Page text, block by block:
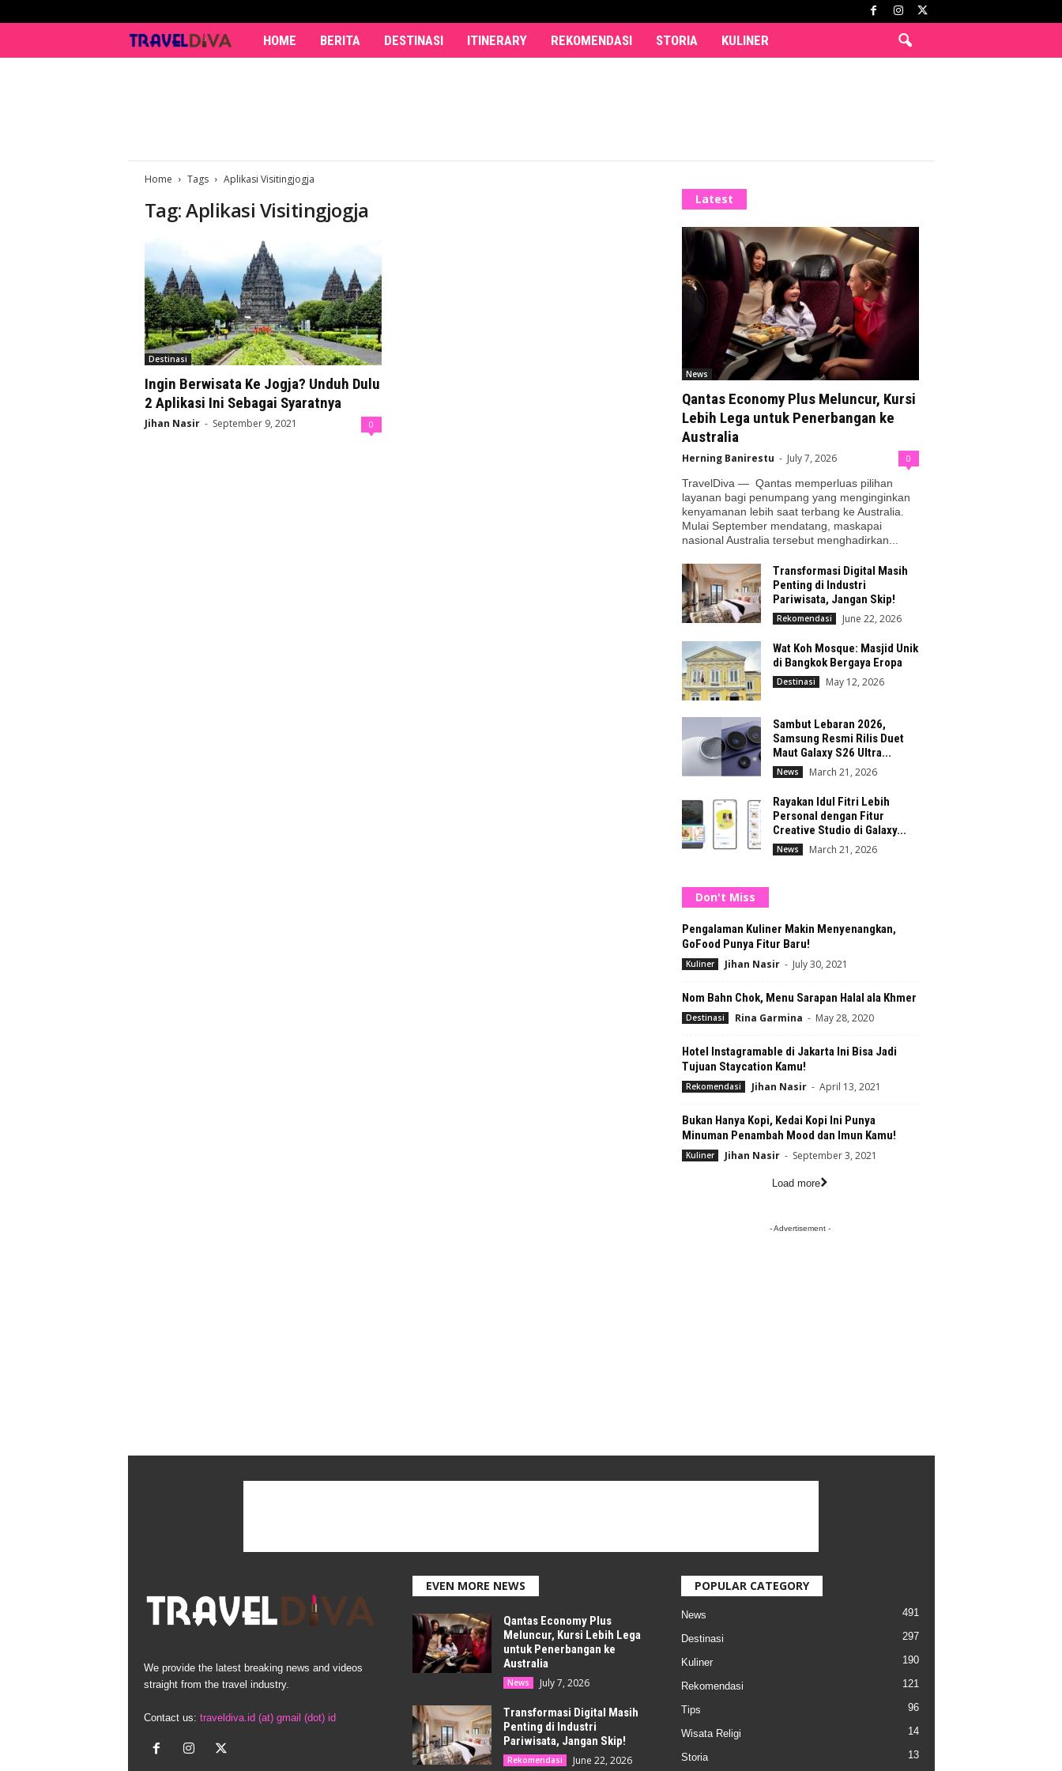
e
i
v
a
HOME BERITA DESTINASI ITINERARY REKOMENDASI STORIA KULINER
Home Tags Aplikasi Visitingjogja
Tag: Aplikasi Visitingjogja
Destinasi
Ingin Berwisata Ke Jogja? Unduh Dulu
2 Aplikasi Ini Sebagai Syaratnya
Jihan Nasir - September 9, 2021 0
Latest
News
Qantas Economy Plus Meluncur, Kursi
Lebih Lega untuk Penerbangan ke
Australia
Herning Banirestu - July 7, 2026 0
TravelDiva — Qantas memperluas pilihan
layanan bagi penumpang yang menginginkan
kenyamanan lebih saat terbang ke Australia.
Mulai September mendatang, maskapai
nasional Australia tersebut menghadirkan...
Transformasi Digital Masih
Penting di Industri
Pariwisata, Jangan Skip!
Rekomendasi June 22, 2026
Wat Koh Mosque: Masjid Unik
di Bangkok Bergaya Eropa
Destinasi May 12, 2026
Sambut Lebaran 2026,
Samsung Resmi Rilis Duet
Maut Galaxy S26 Ultra...
News March 21, 2026
Rayakan Idul Fitri Lebih
Personal dengan Fitur
Creative Studio di Galaxy...
News March 21, 2026
Don't Miss
Pengalaman Kuliner Makin Menyenangkan,
GoFood Punya Fitur Baru!
Kuliner Jihan Nasir - July 30, 2021
Nom Bahn Chok, Menu Sarapan Halal ala Khmer
Destinasi Rina Garmina - May 28, 2020
Hotel Instagramable di Jakarta Ini Bisa Jadi
Tujuan Staycation Kamu!
Rekomendasi Jihan Nasir - April 13, 2021
Bukan Hanya Kopi, Kedai Kopi Ini Punya
Minuman Penambah Mood dan Imun Kamu!
Kuliner Jihan Nasir - September 3, 2021
Load more
- Advertisement -
We provide the latest breaking news and videos
straight from the travel industry.
Contact us: traveldiva.id (at) gmail (dot) id
EVEN MORE NEWS
Qantas Economy Plus
Meluncur, Kursi Lebih Lega
untuk Penerbangan ke
Australia
News July 7, 2026
Transformasi Digital Masih
Penting di Industri
Pariwisata, Jangan Skip!
Rekomendasi June 22, 2026
POPULAR CATEGORY
News 491
Destinasi 297
Kuliner 190
Rekomendasi 121
Tips 96
Wisata Religi 14
Storia 13